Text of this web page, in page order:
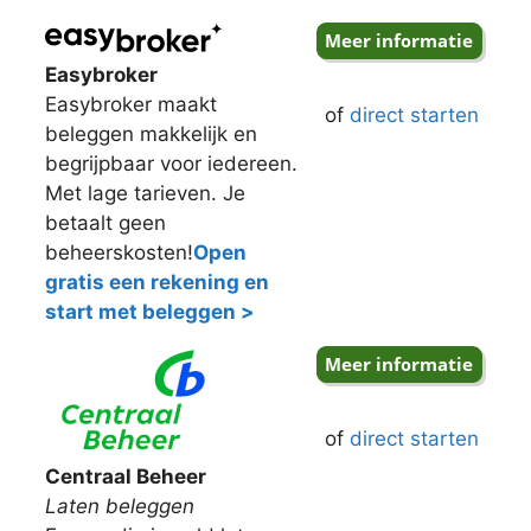
Easybroker
Easybroker maakt
beleggen makkelijk en
begrijpbaar voor iedereen.
Met lage tarieven. Je
betaalt geen
beheerskosten!Open
gratis een rekening en
start met beleggen >
of direct starten
Centraal Beheer
Laten beleggen
of direct starten